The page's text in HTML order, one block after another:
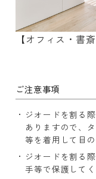
【オフィス・書斎
ご注意事項
ジオードを割る
ありますので、
等を着用して目
ジオードを割る
手等で保護してく